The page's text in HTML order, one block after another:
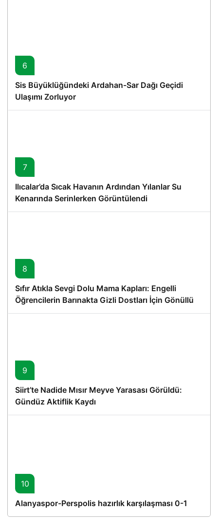
6
Sis Büyüklüğündeki Ardahan-Sar Dağı Geçidi
Ulaşımı Zorluyor
7
Ilıcalar’da Sıcak Havanın Ardından Yılanlar Su
Kenarında Serinlerken Görüntülendi
8
Sıfır Atıkla Sevgi Dolu Mama Kapları: Engelli
Öğrencilerin Barınakta Gizli Dostları İçin Gönüllü
Proje
9
Siirt’te Nadide Mısır Meyve Yarasası Görüldü:
Gündüz Aktiflik Kaydı
10
Alanyaspor-Perspolis hazırlık karşılaşması 0-1